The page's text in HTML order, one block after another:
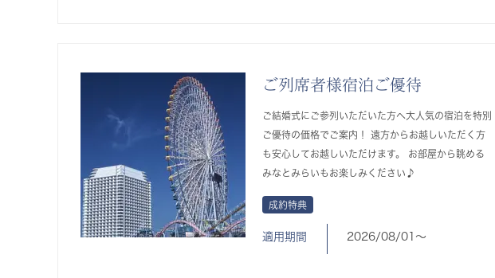
ご列席者様宿泊ご優待
ご結婚式にご参列いただいた方へ大人気の宿泊を特別
ご優待の価格でご案内！ 遠方からお越しいただく方
も安心してお越しいただけます。 お部屋から眺める
みなとみらいもお楽しみください♪
成約特典
適用期間 2026/08/01〜